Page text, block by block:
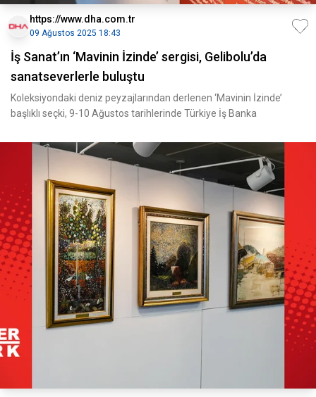
https://www.dha.com.tr
09 Ağustos 2025 18:43
İş Sanat’ın ‘Mavinin İzinde’ sergisi, Gelibolu’da
sanatseverlerle buluştu
Koleksiyondaki deniz peyzajlarından derlenen ‘Mavinin İzinde’
başlıklı seçki, 9-10 Ağustos tarihlerinde Türkiye İş Banka